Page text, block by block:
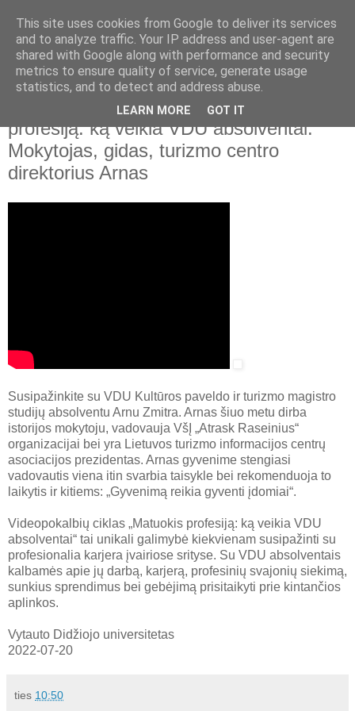
2022 m. liepos 20 d., trečiadienis
Vytauto Didžiojo universitetas. Matuokis
profesiją: ką veikia VDU absolventai.
Mokytojas, gidas, turizmo centro
direktorius Arnas
Susipažinkite su VDU Kultūros paveldo ir turizmo magistro
studijų absolventu Arnu Zmitra. Arnas šiuo metu dirba
istorijos mokytoju, vadovauja VšĮ „Atrask Raseinius“
organizacijai bei yra Lietuvos turizmo informacijos centrų
asociacijos prezidentas. Arnas gyvenime stengiasi
vadovautis viena itin svarbia taisykle bei rekomenduoja to
laikytis ir kitiems: „Gyvenimą reikia gyventi įdomiai“.
Videopokalbių ciklas „Matuokis profesiją: ką veikia VDU
absolventai“ tai unikali galimybė kiekvienam susipažinti su
profesionalia karjera įvairiose srityse. Su VDU absolventais
kalbamės apie jų darbą, karjerą, profesinių svajonių siekimą,
sunkius sprendimus bei gebėjimą prisitaikyti prie kintančios
aplinkos.
Vytauto Didžiojo universitetas
2022-07-20
ties 10:50
This site uses cookies from Google to deliver its services
and to analyze traffic. Your IP address and user-agent are
shared with Google along with performance and security
metrics to ensure quality of service, generate usage
statistics, and to detect and address abuse.
LEARN MORE GOT IT